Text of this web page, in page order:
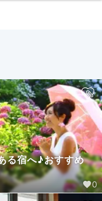
る宿へ♪おすすめ
0